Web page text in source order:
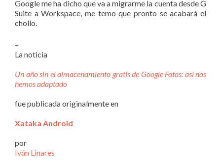
Google me ha dicho que va a migrarme la cuenta desde G
Suite a Workspace, me temo que pronto se acabará el
chollo.
–
La noticia
Un año sin el almacenamiento gratis de Google Fotos: así nos
hemos adaptado
fue publicada originalmente en
Xataka Android
por
Iván Linares